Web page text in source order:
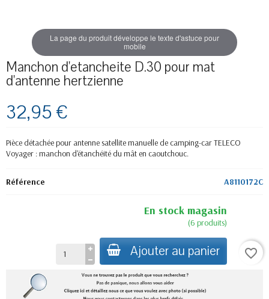
La page du produit développe le texte d'astuce pour
mobile
Manchon d'etancheite D.30 pour mat
d'antenne hertzienne
32,95 €
Pièce détachée pour antenne satellite manuelle de camping-car TELECO
Voyager : manchon d'étanchéité du mât en caoutchouc.
Référence A8110172C
En stock magasin
(6 produits)
Ajouter au panier favorite_border